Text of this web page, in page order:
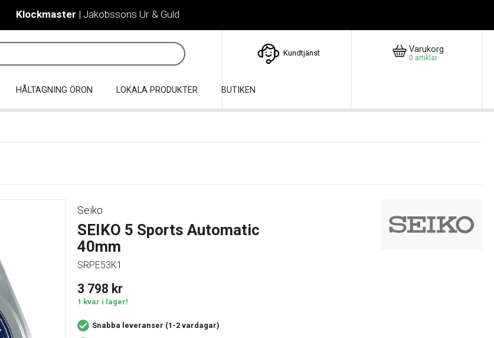
Klockmaster | Jakobssons Ur & Guld
Kundtjänst Varukorg
0 artiklar
HÅLTAGNING ÖRON LOKALA PRODUKTER BUTIKEN
Seiko
SEIKO 5 Sports Automatic
40mm
SRPE53K1
3 798 kr
1 kvar i lager!
Snabba leveranser (1-2 vardagar)